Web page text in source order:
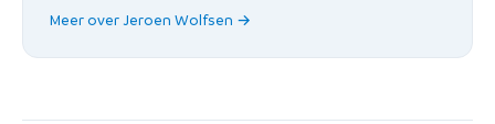
Meer over Jeroen Wolfsen →